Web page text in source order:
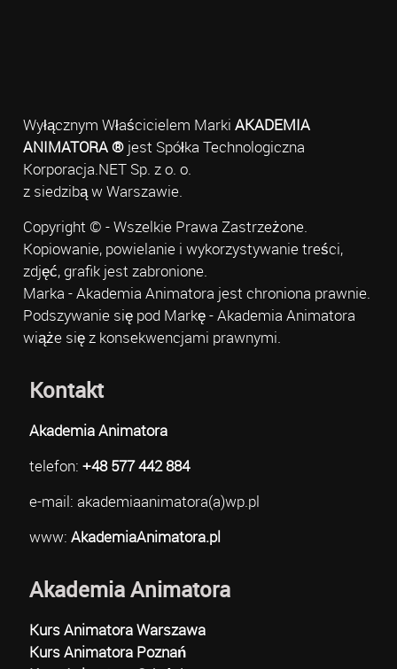
Wyłącznym Właścicielem Marki AKADEMIA
ANIMATORA ®jest Spółka Technologiczna
Korporacja.NET Sp. z o. o.
z siedzibą w Warszawie.
Copyright © - Wszelkie Prawa Zastrzeżone.
Kopiowanie, powielanie i wykorzystywanie treści,
zdjęć, grafik jest zabronione.
Marka - Akademia Animatora jest chroniona prawnie.
Podszywanie się pod Markę - Akademia Animatora
wiąże się z konsekwencjami prawnymi.
Kontakt
Akademia Animatora
telefon: +48 577 442 884
e-mail: akademiaanimatora(a)wp.pl
www: AkademiaAnimatora.pl
Akademia Animatora
Kurs Animatora Warszawa
Kurs Animatora Poznań